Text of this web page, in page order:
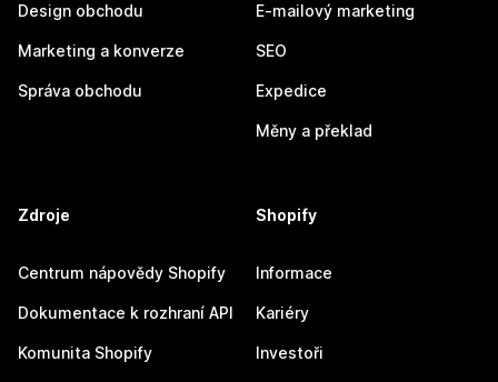
Design obchodu
Marketing a konverze
Správa obchodu
E-mailový marketing
SEO
Expedice
Měny a překlad
Zdroje
Centrum nápovědy Shopify
Dokumentace k rozhraní API
Komunita Shopify
Shopify
Informace
Kariéry
Investoři